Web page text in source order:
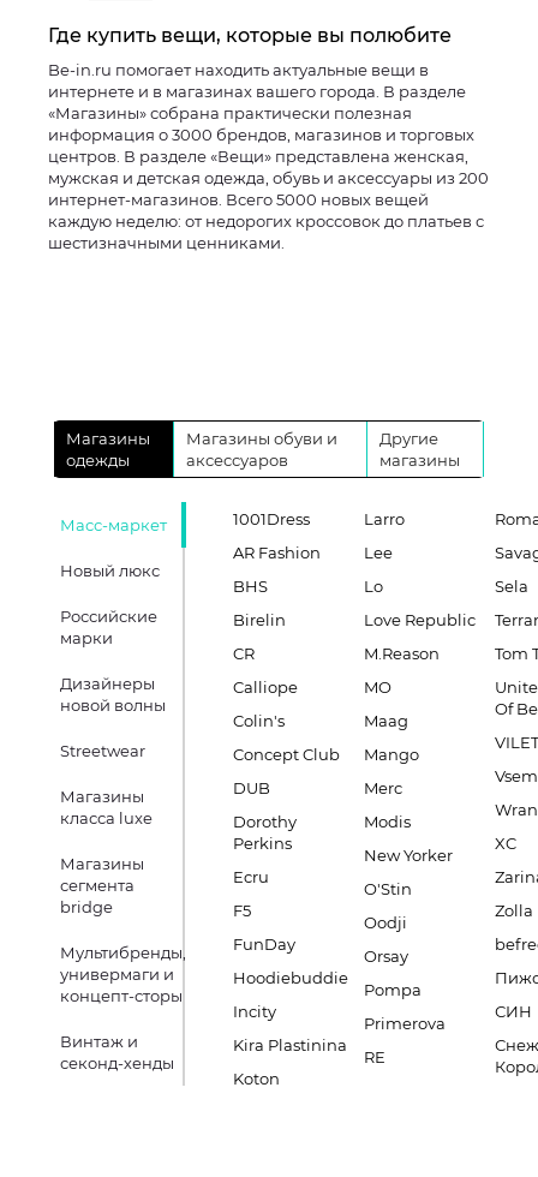
Где купить вещи, которые вы полюбите
Be-in.ru помогает находить актуальные вещи в
интернете и в магазинах вашего города. В разделе
«Магазины» собрана практически полезная
информация о 3000 брендов, магазинов и торговых
центров. В разделе «Вещи» представлена женская,
мужская и детская одежда, обувь и аксессуары из 200
интернет-магазинов. Всего 5000 новых вещей
каждую неделю: от недорогих кроссовок до платьев с
шестизначными ценниками.
Магазины
одежды
Магазины обуви и
аксессуаров
Другие
магазины
Масс-маркет
Новый люкс
Российские
марки
Дизайнеры
новой волны
Streetwear
Магазины
класса luxe
Магазины
сегмента
bridge
Мультибренды,
универмаги и
концепт-сторы
Винтаж и
секонд-хенды
1001Dress
AR Fashion
BHS
Birelin
CR
Calliope
Colin's
Concept Club
DUB
Dorothy
Perkins
Ecru
F5
FunDay
Hoodiebuddie
Incity
Kira Plastinina
Koton
Larro
Lee
Lo
Love Republic
M.Reason
MO
Maag
Mango
Merc
Modis
New Yorker
O'Stin
Oodji
Orsay
Pompa
Primerova
RE
Sela
Tom
Of
VILET
XC
Zolla
СИН